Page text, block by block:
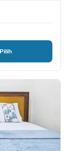
Pilih